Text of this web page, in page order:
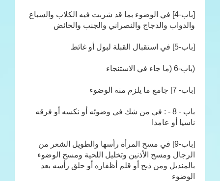
[باب-4] في الوضوء بما قد شربت فيه الكلاب والسباع
والدواب والدجاج والنصراني والجنب والحائض
[باب-5] في استقبال القبلة لبول أو غائط
(باب-6 (ما جاء في الاستنجاء
[باب- 7] جامع ما يلزم منه الوضوء
باب - 8 - : في من شك في وضوئه أو نكسه أو فرقه
ناسيا أو عامدا
[باب-9] في مسح المرأة رأسها والطويل الشعر من
الرجال ومسح الأذنين وتخليل اللحية ومسح الوضوء
بالمنديل ومن ذبح أو قلم أظفاره أو حلق رأسه بعد
الوضوء